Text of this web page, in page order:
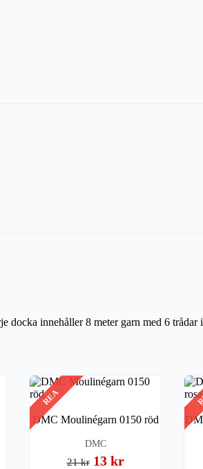
innehåller 8 meter garn med 6
REA
DMC Moulinégarn 0150 röd
DMC
21 kr 13 kr